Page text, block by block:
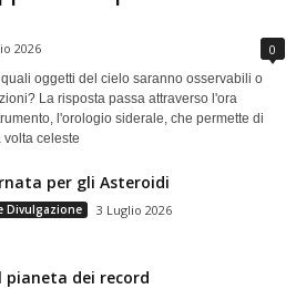
2026 0
oggetti del cielo saranno osservabili o
La risposta passa attraverso l'ora
l'orologio siderale, che permette di
celeste
per gli Asteroidi
Divulgazione 3 Luglio 2026
pianeta dei record